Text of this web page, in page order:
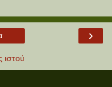
›
ιστού